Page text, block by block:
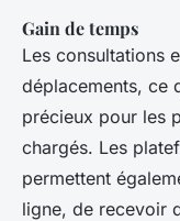
Gain de temps
Les consultations
déplacements, ce
précieux pour les
chargés. Les
permettent
ligne, de recevoir